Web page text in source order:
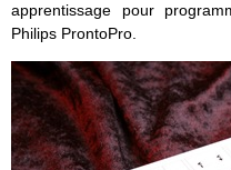
apprentissage pour
Philips ProntoPro.